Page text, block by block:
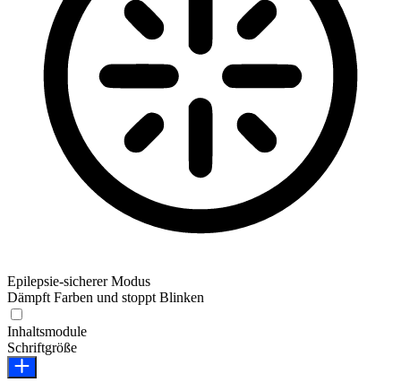
Epilepsie-sicherer Modus
Dämpft Farben und stoppt Blinken
Inhaltsmodule
Schriftgröße